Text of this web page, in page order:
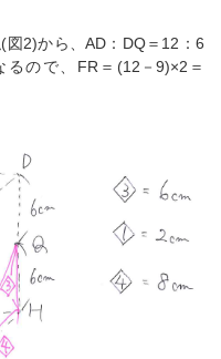
2)から、AD：DQ＝12：6
ので、FR＝(12－9)×2＝